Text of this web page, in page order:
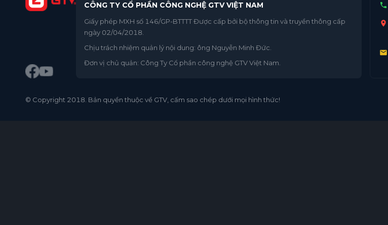
CÔNG TY CỔ PHẦN CÔNG NGHỆ GTV VIỆT NAM
Giấy phép MXH số 146/GP-BTTTT Được cấp bởi bộ thông tin và truyền thông cấp
ngày 02/04/2018.
Chịu trách nhiệm quản lý nội dung: ông Nguyễn Minh Đức.
Đơn vị chủ quản: Công Ty Cổ phần công nghệ GTV Việt Nam.
© Copyright 2018. Bản quyền thuộc về GTV, cấm sao chép dưới mọi hình thức!